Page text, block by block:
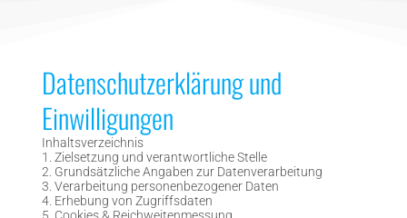
Datenschutzerklärung und
Einwilligungen
Inhaltsverzeichnis
1. Zielsetzung und verantwortliche Stelle
2. Grundsätzliche Angaben zur Datenverarbeitung
3. Verarbeitung personenbezogener Daten
4. Erhebung von Zugriffsdaten